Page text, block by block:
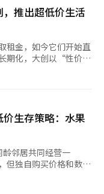
推出超低价生活
租金，如今它们开始直
期化，大创以“性价
。大型超市通过推出
”，截至本月底已增
门店中，也在普通货
括厨房、收纳、浴室
中在5000韩元以
原来的3层迁至6层，面
（约102坪）。销售
个星期内，平日平均
生存策略：水果
邻居共同经营一
独自购买价格和数量
团购活动。参与者们